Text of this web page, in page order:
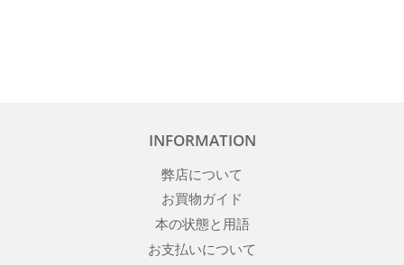
INFORMATION
弊店について
お買物ガイド
本の状態と用語
お支払いについて